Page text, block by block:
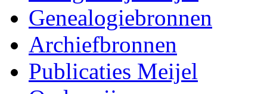
Genealogiebronnen
Archiefbronnen
Publicaties Meijel